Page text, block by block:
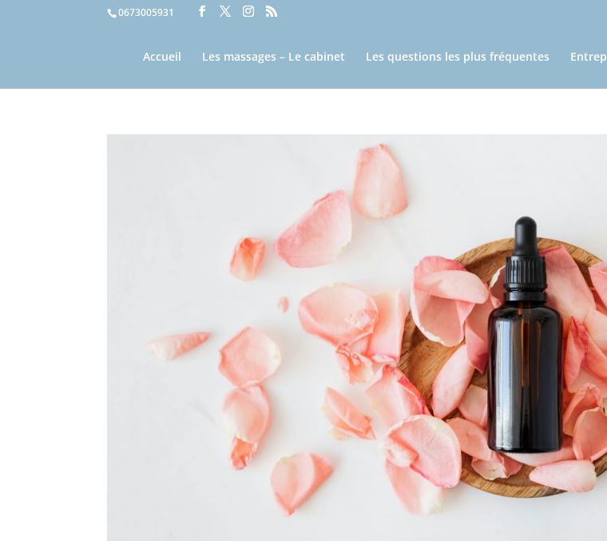
0673005931
Accueil Les massages – Le cabinet Les questions les plus fréquentes